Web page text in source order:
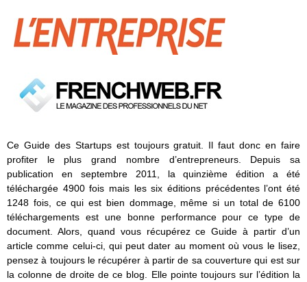
Ce Guide des Startups est toujours gratuit. Il faut donc en faire
profiter le plus grand nombre d’entrepreneurs. Depuis sa
publication en septembre 2011, la quinzième édition a été
téléchargée 4900 fois mais les six éditions précédentes l’ont été
1248 fois, ce qui est bien dommage, même si un total de 6100
téléchargements est une bonne performance pour ce type de
document. Alors, quand vous récupérez ce Guide à partir d’un
article comme celui-ci, qui peut dater au moment où vous le lisez,
pensez à toujours le récupérer à partir de sa couverture qui est sur
la colonne de droite de ce blog. Elle pointe toujours sur l’édition la